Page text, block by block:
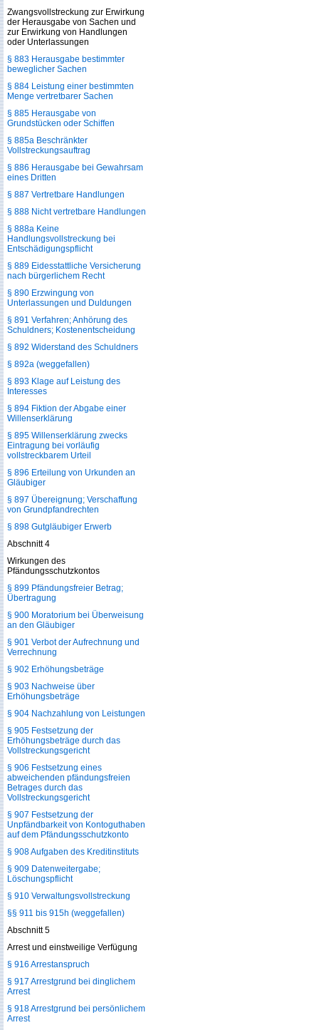
Zwangsvollstreckung zur Erwirkung
der Herausgabe von Sachen und
zur Erwirkung von Handlungen
oder Unterlassungen
§ 883 Herausgabe bestimmter
beweglicher Sachen
§ 884 Leistung einer bestimmten
Menge vertretbarer Sachen
§ 885 Herausgabe von
Grundstücken oder Schiffen
§ 885a Beschränkter
Vollstreckungsauftrag
§ 886 Herausgabe bei Gewahrsam
eines Dritten
§ 887 Vertretbare Handlungen
§ 888 Nicht vertretbare Handlungen
§ 888a Keine
Handlungsvollstreckung bei
Entschädigungspflicht
§ 889 Eidesstattliche Versicherung
nach bürgerlichem Recht
§ 890 Erzwingung von
Unterlassungen und Duldungen
§ 891 Verfahren; Anhörung des
Schuldners; Kostenentscheidung
§ 892 Widerstand des Schuldners
§ 892a (weggefallen)
§ 893 Klage auf Leistung des
Interesses
§ 894 Fiktion der Abgabe einer
Willenserklärung
§ 895 Willenserklärung zwecks
Eintragung bei vorläufig
vollstreckbarem Urteil
§ 896 Erteilung von Urkunden an
Gläubiger
§ 897 Übereignung; Verschaffung
von Grundpfandrechten
§ 898 Gutgläubiger Erwerb
Abschnitt 4
Wirkungen des
Pfändungsschutzkontos
§ 899 Pfändungsfreier Betrag;
Übertragung
§ 900 Moratorium bei Überweisung
an den Gläubiger
§ 901 Verbot der Aufrechnung und
Verrechnung
§ 902 Erhöhungsbeträge
§ 903 Nachweise über
Erhöhungsbeträge
§ 904 Nachzahlung von Leistungen
§ 905 Festsetzung der
Erhöhungsbeträge durch das
Vollstreckungsgericht
§ 906 Festsetzung eines
abweichenden pfändungsfreien
Betrages durch das
Vollstreckungsgericht
§ 907 Festsetzung der
Unpfändbarkeit von Kontoguthaben
auf dem Pfändungsschutzkonto
§ 908 Aufgaben des Kreditinstituts
§ 909 Datenweitergabe;
Löschungspflicht
§ 910 Verwaltungsvollstreckung
§§ 911 bis 915h (weggefallen)
Abschnitt 5
Arrest und einstweilige Verfügung
§ 916 Arrestanspruch
§ 917 Arrestgrund bei dinglichem
Arrest
§ 918 Arrestgrund bei persönlichem
Arrest